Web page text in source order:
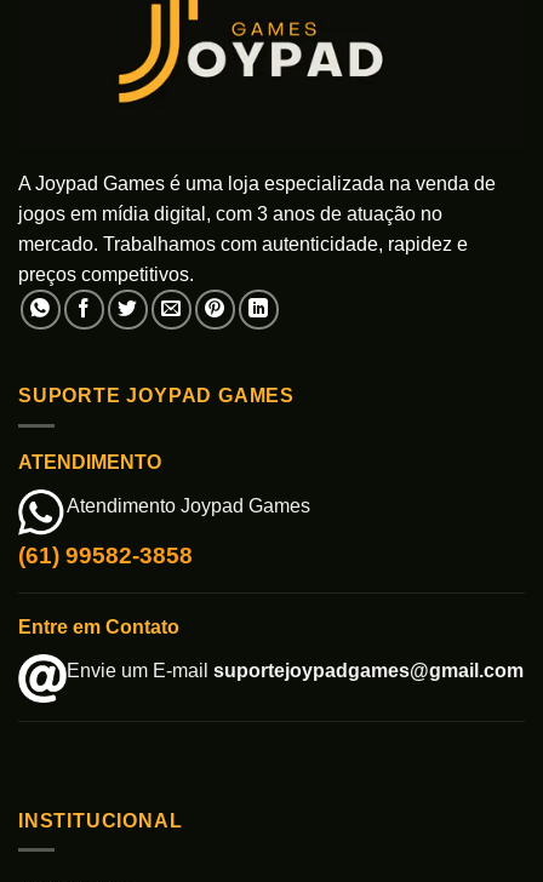
A Joypad Games é uma loja especializada na venda de
jogos em mídia digital, com 3 anos de atuação no
mercado. Trabalhamos com autenticidade, rapidez e
preços competitivos.
SUPORTE JOYPAD GAMES
ATENDIMENTO
Atendimento Joypad Games
(61) 99582-3858
Entre em Contato
Envie um E-mail suportejoypadgames@gmail.com
INSTITUCIONAL